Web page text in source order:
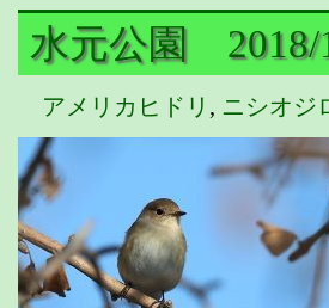
水元公園 2018/
アメリカヒドリ , ニシオジ